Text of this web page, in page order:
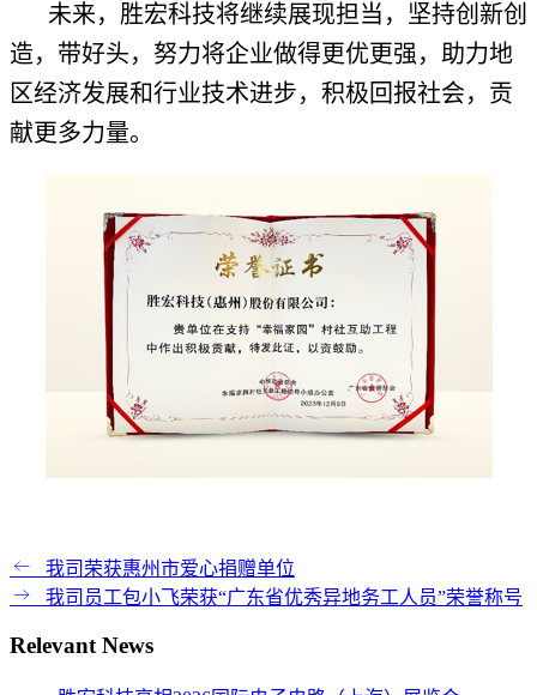
未来，胜宏科技将继续展现担当，坚持创新创
造，带好头，努力将企业做得更优更强，助力地
区经济发展和行业技术进步，积极回报社会，贡
献更多力量。
我司荣获惠州市爱心捐赠单位
我司员工包小飞荣获“广东省优秀异地务工人员”荣誉称号
Relevant News